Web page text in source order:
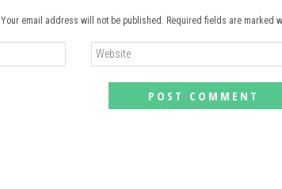
Your email address will not be published. Required fields are marked